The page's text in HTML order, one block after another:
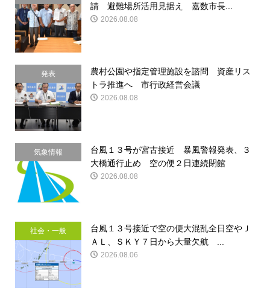
請
請 避難場所活用見据え 嘉数市長...
2026.08.08
発表
農村公園や指定管理施設を諮問 資産リス
トラ推進へ 市行政経営会議
2026.08.08
気象情報
台風１３号が宮古接近 暴風警報発表、３
大橋通行止め 空の便２日連続閉館
2026.08.08
社会・一般
台風１３号接近で空の便大混乱全日空やＪ
ＡＬ、ＳＫＹ７日から大量欠航 ...
2026.08.06